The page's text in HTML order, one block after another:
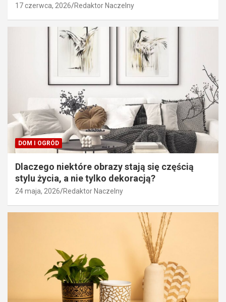
17 czerwca, 2026 Redaktor Naczelny
DOM I OGRÓD
Dlaczego niektóre obrazy stają się częścią
stylu życia, a nie tylko dekoracją?
24 maja, 2026 Redaktor Naczelny